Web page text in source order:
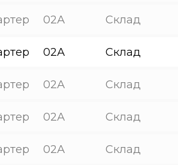
02А Склад
02А Склад
02А Склад
02А Склад
02А Склад